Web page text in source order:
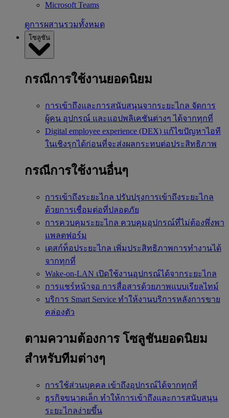
Microsoft Teams
ดูการผสานรวมทั้งหมด
โซลูชัน
กรณีการใช้งานยอดนิยม
การเข้าถึงและการสนับสนุนจากระยะไกล จัดการ
ผู้คน อุปกรณ์ และแอปพลิเคชันต่างๆ ได้จากทุกที่
Digital employee experience (DEX) แก้ไขปัญหาไอที
ในเชิงรุกได้ก่อนที่จะส่งผลกระทบต่อประสิทธิภาพ
กรณีการใช้งานอื่นๆ
การเข้าถึงระยะไกล ปรับปรุงการเข้าถึงระยะไกล
ด้วยการเชื่อมต่อที่ปลอดภัย
การควบคุมระยะไกล ควบคุมอุปกรณ์ที่ไม่ต้องพึ่งพา
แพลตฟอร์ม
เดสก์ท็อประยะไกล เพิ่มประสิทธิภาพการทำงานได้
จากทุกที่
Wake-on-LAN เปิดใช้งานอุปกรณ์ได้จากระยะไกล
การแชร์หน้าจอ การสื่อสารด้วยภาพแบบเรียลไทม์
บริการ Smart Service ทำให้งานบริการหลังการขาย
คล่องตัว
ตามความต้องการ โซลูชันยอดนิยม
สำหรับทีมต่างๆ
การใช้ส่วนบุคคล เข้าถึงอุปกรณ์ได้จากทุกที่
ธุรกิจขนาดเล็ก ทำให้การเข้าถึงและการสนับสนุน
ระยะไกลง่ายขึ้น